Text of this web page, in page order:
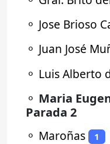
⚬ Jose Brioso
⚬ Juan José
⚬ Luis Alberto
⚬ Maria
Parada 2
⚬ Maroñas 1